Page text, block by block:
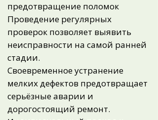
предотвращение поломок
Проведение регулярных
проверок позволяет выявить
неисправности на самой ранней
стадии.
Своевременное устранение
мелких дефектов предотвращает
серьёзные аварии и
дорогостоящий ремонт.